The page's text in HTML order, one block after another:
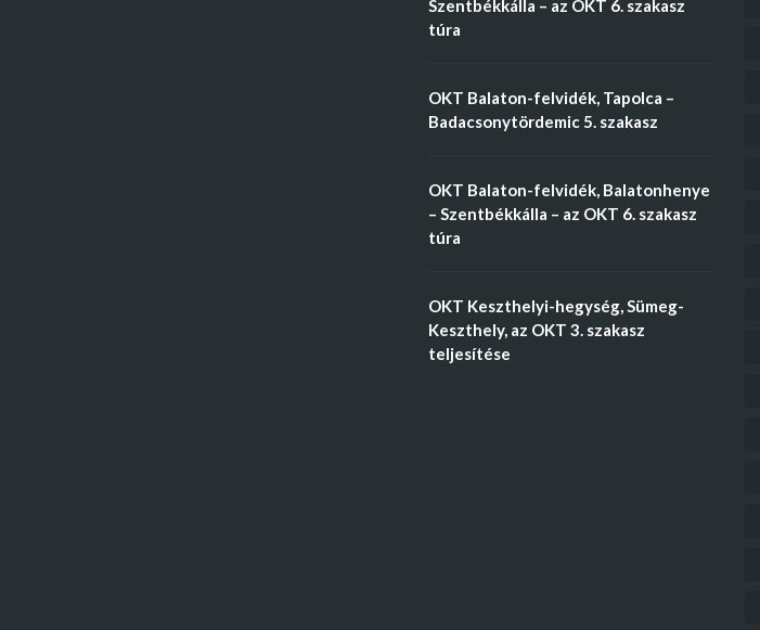
Szentbékkálla – az OKT 6. szakasz
túra
OKT Balaton-felvidék, Tapolca –
Badacsonytördemic 5. szakasz
OKT Balaton-felvidék, Balatonhenye
– Szentbékkálla – az OKT 6. szakasz
túra
OKT Keszthelyi-hegység, Sümeg-
Keszthely, az OKT 3. szakasz
teljesítése